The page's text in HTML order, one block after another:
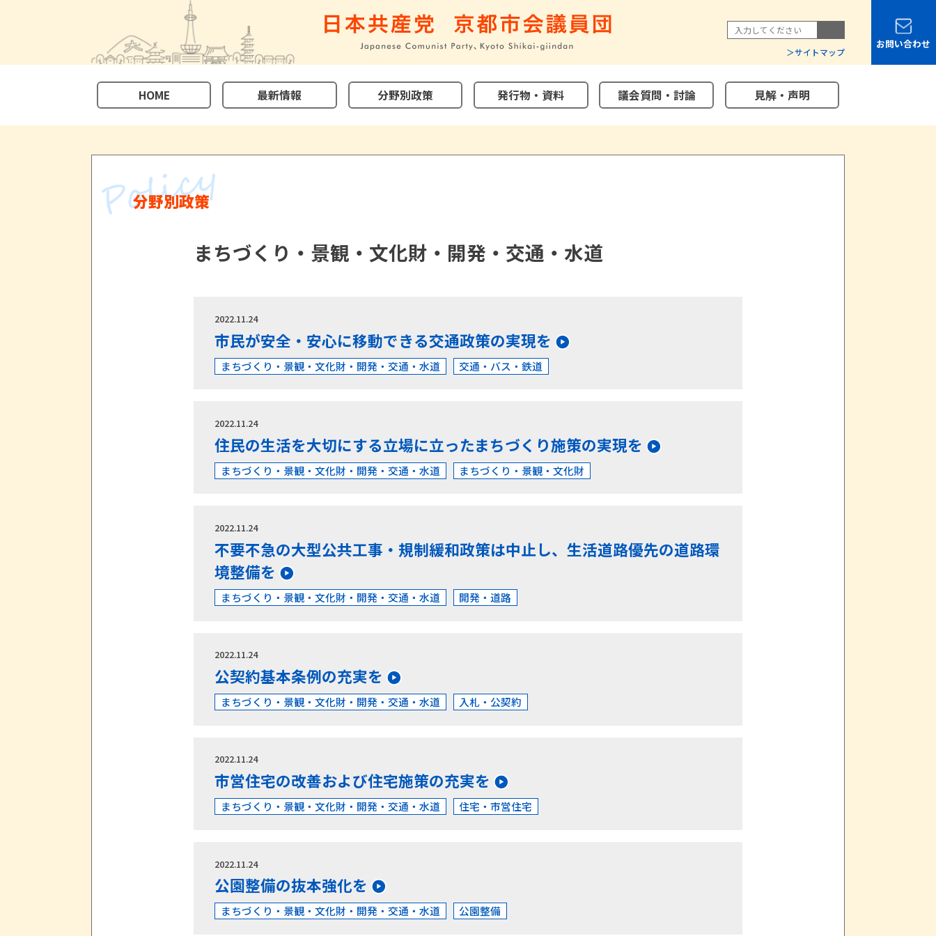
サイトマップ
HOME 最新情報 分野別政策 発行物・資料 議会質問・討論 見解・声明
お問い合わせ
分野別政策
まちづくり・景観・文化財・開発・交通・水道
2022.11.24
市民が安全・安心に移動できる交通政策の実現を
まちづくり・景観・文化財・開発・交通・水道 交通・バス・鉄道
2022.11.24
住民の生活を大切にする立場に立ったまちづくり施策の実現を
まちづくり・景観・文化財・開発・交通・水道 まちづくり・景観・文化財
2022.11.24
不要不急の大型公共工事・規制緩和政策は中止し、生活道路優先の道路環
境整備を
まちづくり・景観・文化財・開発・交通・水道 開発・道路
2022.11.24
公契約基本条例の充実を
まちづくり・景観・文化財・開発・交通・水道 入札・公契約
2022.11.24
市営住宅の改善および住宅施策の充実を
まちづくり・景観・文化財・開発・交通・水道 住宅・市営住宅
2022.11.24
公園整備の抜本強化を
まちづくり・景観・文化財・開発・交通・水道 公園整備